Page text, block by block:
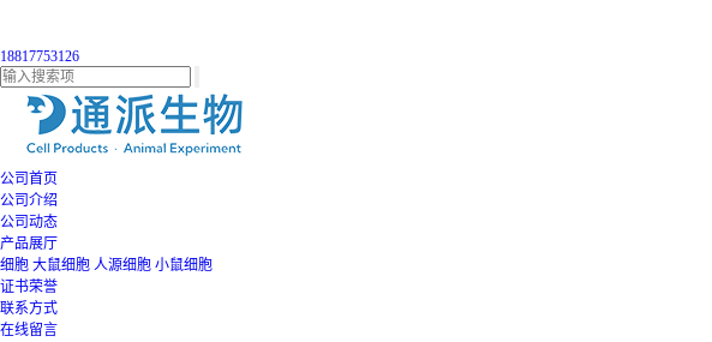
18817753126
公司首页
公司介绍
公司动态
产品展厅
细胞 大鼠细胞 人源细胞 小鼠细胞
证书荣誉
联系方式
在线留言